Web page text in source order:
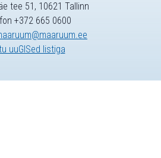
tee 51, 10621 Tallinn
+372 665 0600
uuGISed listiga